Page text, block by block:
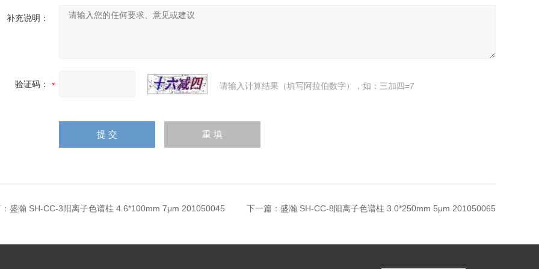
补充说明：
验证码： 请输入计算结果（填写阿拉伯数字），如：三加四=7
盛瀚 SH-CC-3阳离子色谱柱 4.6*100mm 7μm 201050045 下一篇： 盛瀚 SH-CC-8阳离子色谱柱 3.0*250mm 5μm 201050065